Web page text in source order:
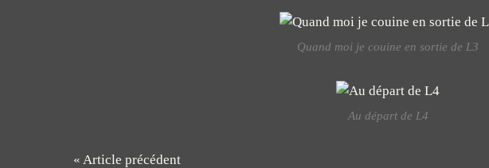
Quand moi je couine en sortie de L3
Au départ de L4
« Article précédent